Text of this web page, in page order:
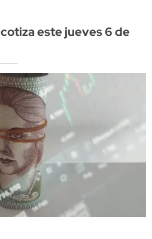
este jueves 6 de